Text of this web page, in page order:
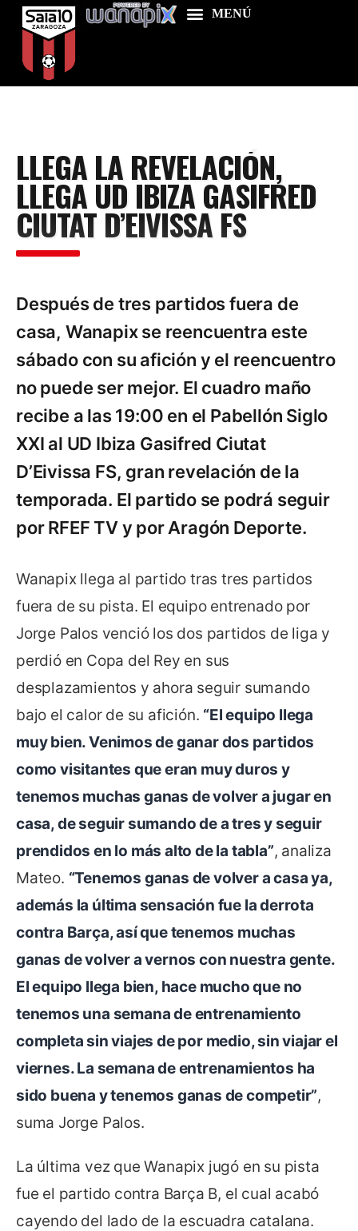
Food & Drink
Features
News
Contacts
LLEGA LA REVELACIÓN,
LLEGA UD IBIZA GASIFRED
CIUTAT D’EIVISSA FS
Después de tres partidos fuera de
casa, Wanapix se reencuentra este
sábado con su afición y el reencuentro
no puede ser mejor. El cuadro maño
recibe a las 19:00 en el Pabellón Siglo
XXI al UD Ibiza Gasifred Ciutat
D’Eivissa FS, gran revelación de la
temporada. El partido se podrá seguir
por RFEF TV y por Aragón Deporte.
Wanapix llega al partido tras tres partidos
fuera de su pista. El equipo entrenado por
Jorge Palos venció los dos partidos de liga y
perdió en Copa del Rey en sus
desplazamientos y ahora seguir sumando
bajo el calor de su afición. “El equipo llega
muy bien. Venimos de ganar dos partidos
como visitantes que eran muy duros y
tenemos muchas ganas de volver a jugar en
casa, de seguir sumando de a tres y seguir
prendidos en lo más alto de la tabla”, analiza
Mateo. “Tenemos ganas de volver a casa ya,
además la última sensación fue la derrota
contra Barça, así que tenemos muchas
ganas de volver a vernos con nuestra gente.
El equipo llega bien, hace mucho que no
tenemos una semana de entrenamiento
completa sin viajes de por medio, sin viajar el
viernes. La semana de entrenamientos ha
sido buena y tenemos ganas de competir”,
suma Jorge Palos.
La última vez que Wanapix jugó en su pista
fue el partido contra Barça B, el cual acabó
cayendo del lado de la escuadra catalana.